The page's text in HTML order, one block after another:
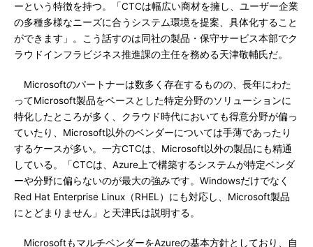
ーという特徴を持つ。「CTCは幅広い商材を擁し、ユーザー企業
の多種多様なニーズに合うシステム環境を提案、具体化すること
ができます」。こう話すのは同社の製品・保守サービス本部でク
ラウドインフラビジネス推進課の主任を務める天津敬輔氏だ。
Microsoftのパートナーは数多く存在するものの、長年にわた
ってMicrosoft製品をベースとした特定分野のソリューションに
特化したところが多く、クラウド時代においても得意分野が偏っ
ていたり、Microsoft以外のベンダーについては手薄であったり
するケースが多い。一方CTCは、Microsoft以外の製品にも精通
している。「CTCは、Azure上で構築するシステムが特定ベンダ
ーや分野に偏らないのが最大の強みです。Windowsだけでなく
Red Hat Enterprise Linux（RHEL）にも対応し、Microsoft製品
にとどまりません」と天津氏は説明する。
MicrosoftもマルチベンダーをAzureの基本方針としており、自